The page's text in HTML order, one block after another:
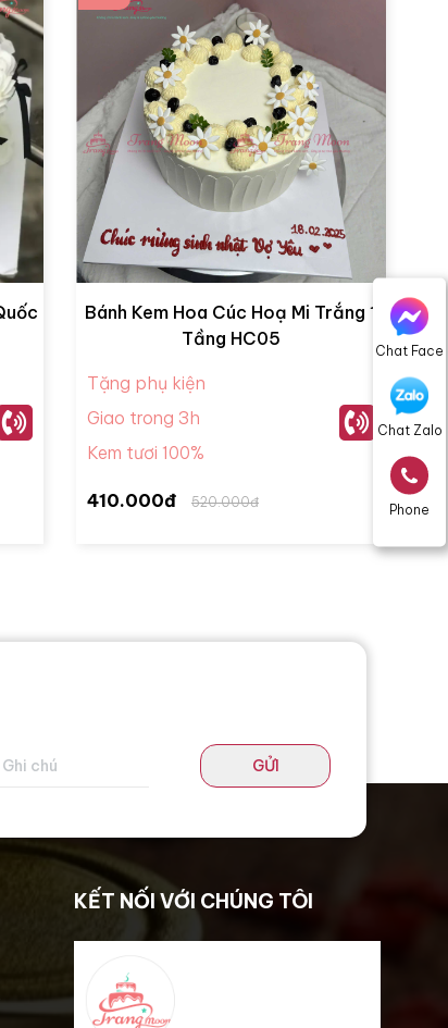
Chat Face
Chat Zalo
Phone
Bánh Kem Hoa Cúc Hoạ Mi Trắng 1
Tầng HC05
Tặng phụ kiện
Giao trong 3h
Kem tươi 100%
410.000đ 520.000đ
GỬI
KẾT NỐI VỚI CHÚNG TÔI